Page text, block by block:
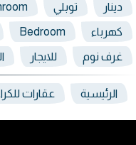
دينار توبلي
كهرباء Bedroom
غرف نوم للايجار
الرئيسية عقارات